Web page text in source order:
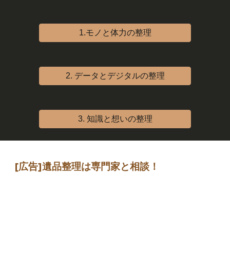
1.モノと体力の整理
2. データとデジタルの整理
3. 知識と想いの整理
[広告]遺品整理は専門家と相談 ！